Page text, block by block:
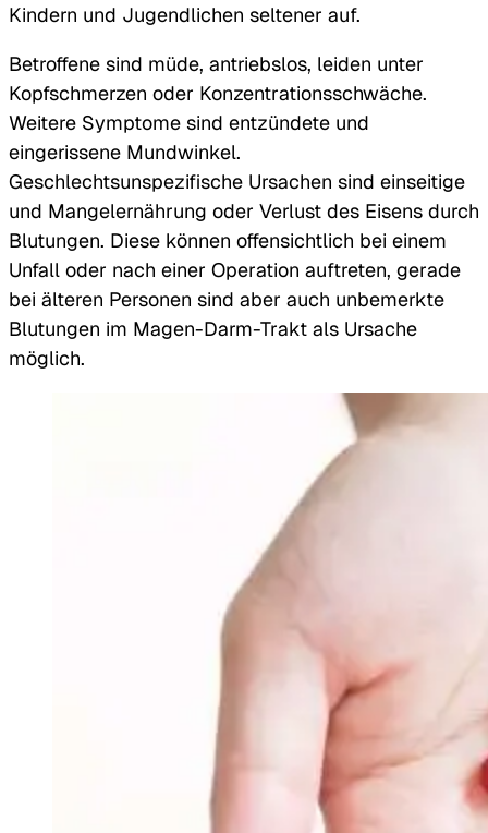
Kindern und Jugendlichen seltener auf.
Betroffene sind müde, antriebslos, leiden unter
Kopfschmerzen oder Konzentrationsschwäche.
Weitere Symptome sind entzündete und
eingerissene Mundwinkel.
Geschlechtsunspezifische Ursachen sind einseitige
und Mangelernährung oder Verlust des Eisens durch
Blutungen. Diese können offensichtlich bei einem
Unfall oder nach einer Operation auftreten, gerade
bei älteren Personen sind aber auch unbemerkte
Blutungen im Magen-Darm-Trakt als Ursache
möglich.